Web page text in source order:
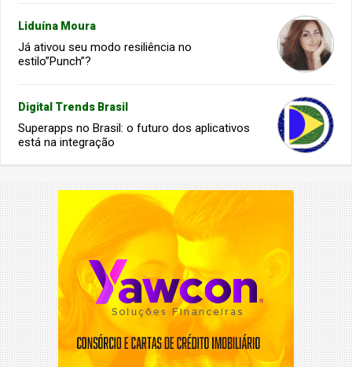
Liduína Moura
Já ativou seu modo resiliência no
estilo”Punch”?
Digital Trends Brasil
Superapps no Brasil: o futuro dos aplicativos
está na integração